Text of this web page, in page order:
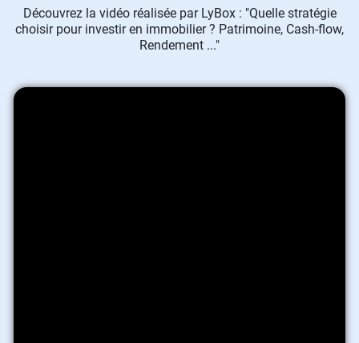
Découvrez la vidéo réalisée par LyBox : "Quelle stratégie
choisir pour investir en immobilier ? Patrimoine, Cash-flow,
Rendement ..."